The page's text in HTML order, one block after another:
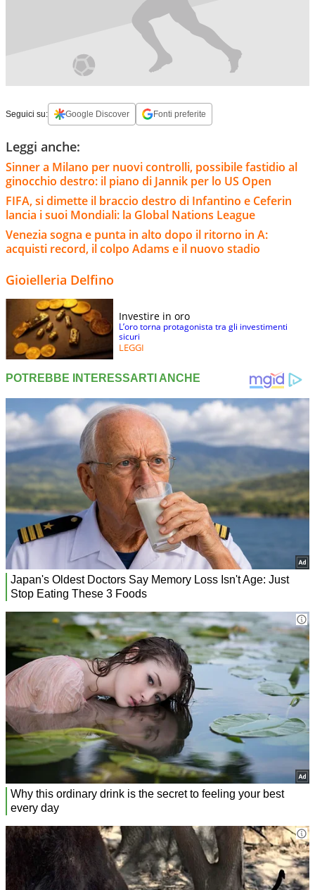
Seguici su: Google Discover Fonti preferite
Leggi anche:
Sinner a Milano per nuovi controlli, possibile fastidio al
ginocchio destro: il piano di Jannik per lo US Open
FIFA, si dimette il braccio destro di Infantino e Ceferin
lancia i suoi Mondiali: la Global Nations League
Venezia sogna e punta in alto dopo il ritorno in A:
acquisti record, il colpo Adams e il nuovo stadio
Gioielleria Delfino
Investire in oro
L’oro torna protagonista tra gli investimenti
sicuri
LEGGI